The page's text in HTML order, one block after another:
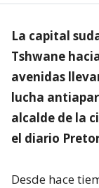
La capital
Tshwane
avenidas
lucha
alcalde de la
el diario
Desde hace